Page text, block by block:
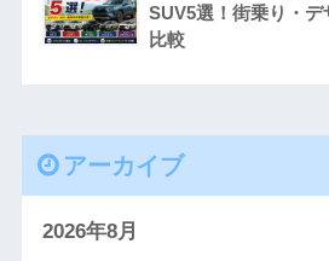
SUV5選！街乗り・
比較
アーカイブ
2026年8月